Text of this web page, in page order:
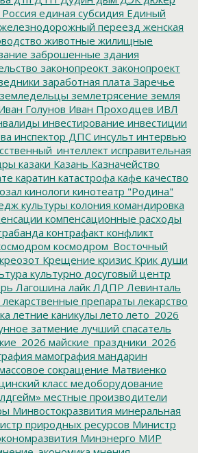
единая субсидия Единый
железнодорожный переезд женская
животные жилищные
заброшенные здания
законопреокт законопроект
заработная плата Заречье
земледельцы землетрясение земля
Голунов Иван Проходцев ИВЛ
инвестирование инвестиции
инспектор ДПС инсульт интервью
исправительная
казаки Казань Казначейство
каратин катастрофа кафе качество
кинологи кинотеатр "Родина"
культуры колония командировка
компенсационные расходы
контрафакт конфликт
космодром_Восточный
креозот Крещение кризис Крик души
культурно досуговый центр
Лагошина лайк ЛДПР Левинталь
лекарственные препараты лекарство
летние каникулы лето лето_2026
затмение лучший спасатель
майские_праздники_2026
мамография мандарин
сокращение Матвиенко
классмедоборудование
местные производители
Минвостокразвития минеральная
природных ресурсов Министр
Минэнерго МИР